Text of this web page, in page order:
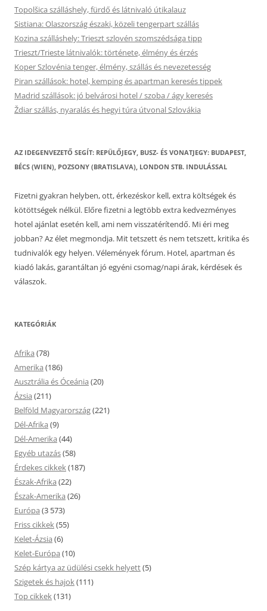
Topolšica szálláshely, fürdő és látnivaló útikalauz
Sistiana: Olaszország északi, közeli tengerpart szállás
Kozina szálláshely: Trieszt szlovén szomszédsága tipp
Trieszt/Trieste látnivalók: története, élmény és érzés
Koper Szlovénia tenger, élmény, szállás és nevezetesség
Piran szállások: hotel, kemping és apartman keresés tippek
Madrid szállások: jó belvárosi hotel / szoba / ágy keresés
Ždiar szállás, nyaralás és hegyi túra útvonal Szlovákia
AZ IDEGENVEZETŐ SEGÍT: REPÜLŐJEGY, BUSZ- ÉS VONATJEGY: BUDAPEST,
BÉCS (WIEN), POZSONY (BRATISLAVA), LONDON STB. INDULÁSSAL
Fizetni gyakran helyben, ott, érkezéskor kell, extra költségek és
kötöttségek nélkül. Előre fizetni a legtöbb extra kedvezményes
hotel ajánlat esetén kell, ami nem visszatérítendő. Mi éri meg
jobban? Az élet megmondja. Mit tetszett és nem tetszett, kritika és
tudnivalók egy helyen. Vélemények fórum. Hotel, apartman és
kiadó lakás, garantáltan jó egyéni csomag/napi árak, kérdések és
válaszok.
KATEGÓRIÁK
Afrika (78)
Amerika (186)
Ausztrália és Óceánia (20)
Ázsia (211)
Belföld Magyarország(221)
Dél-Afrika (9)
Dél-Amerika (44)
Egyéb utazás(58)
Érdekes cikkek(187)
Észak-Afrika (22)
Észak-Amerika (26)
Európa (3 573)
Friss cikkek(55)
Kelet-Ázsia (6)
Kelet-Európa (10)
Szép kártya az üdülési csekk helyett(5)
Szigetek és hajok(111)
Top cikkek(131)